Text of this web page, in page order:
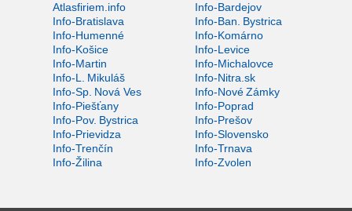
Atlasfiriem.info
Info-Bardejov
Info-Bratislava
Info-Ban. Bystrica
Info-Humenné
Info-Komárno
Info-Košice
Info-Levice
Info-Martin
Info-Michalovce
Info-L. Mikuláš
Info-Nitra.sk
Info-Sp. Nová Ves
Info-Nové Zámky
Info-Piešťany
Info-Poprad
Info-Pov. Bystrica
Info-Prešov
Info-Prievidza
Info-Slovensko
Info-Trenčín
Info-Trnava
Info-Žilina
Info-Zvolen